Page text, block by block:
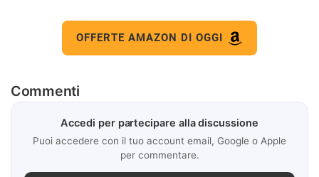
OFFERTE AMAZON DI OGGI
Commenti
Accedi per partecipare alla discussione
Puoi accedere con il tuo account email, Google o Apple
per commentare.